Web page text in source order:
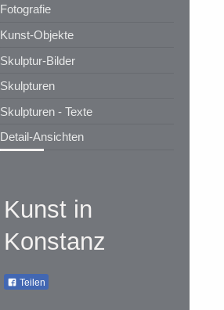
Fotografie
Kunst-Objekte
Skulptur-Bilder
Skulpturen
Skulpturen - Texte
Detail-Ansichten
Kunst in
Konstanz
Teilen